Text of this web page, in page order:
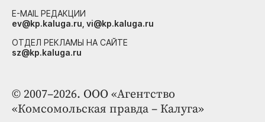
© 2007–2026. ООО «Агентство
«Комсомольская правда – Калуга»
E-MAIL РЕДАКЦИИ
ev@kp.kaluga.ru, vi@kp.kaluga.ru
ОТДЕЛ РЕКЛАМЫ НА САЙТЕ
sz@kp.kaluga.ru